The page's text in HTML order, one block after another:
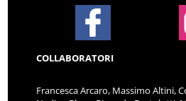
COLLABORATORI
Francesca Arcaro, Massimo Altini,